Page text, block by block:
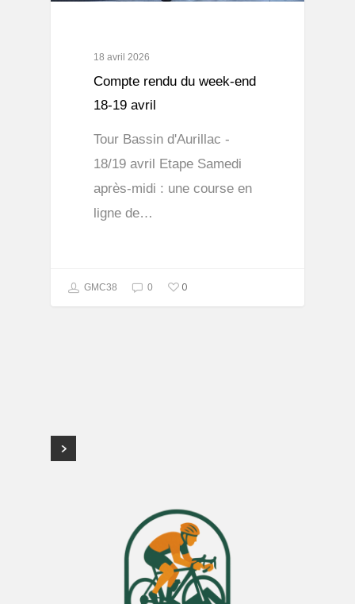
18 avril 2026
Compte rendu du week-end
18-19 avril
Tour Bassin d'Aurillac -
18/19 avril Etape Samedi
après-midi : une course en
ligne de…
GMC38 0 0